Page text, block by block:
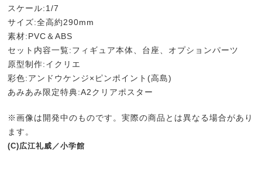
スケール:1/7
サイズ:全高約290mm
素材:PVC＆ABS
セット内容一覧:フィギュア本体、台座、オプションパーツ
原型制作:イクリエ
彩色:アンドウケンジ×ピンポイント(高島)
あみあみ限定特典:A2クリアポスター
※画像は開発中のものです。実際の商品とは異なる場合があり
ます。
(C)広江礼威／小学館